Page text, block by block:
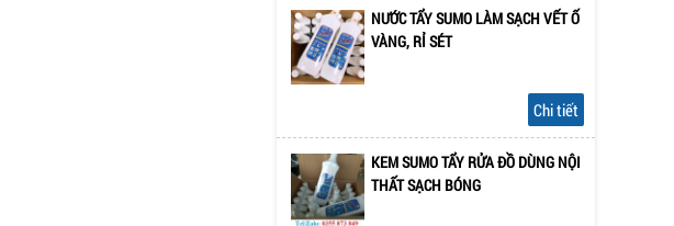
NƯỚC TẨY SUMO LÀM SẠCH VẾT Ố
VÀNG, RỈ SÉT
Chi tiết
KEM SUMO TẨY RỬA ĐỒ DÙNG NỘI
THẤT SẠCH BÓNG